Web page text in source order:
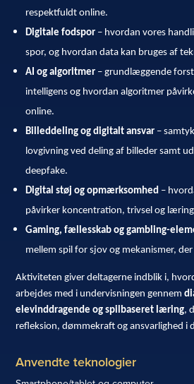
respektfuldt online.
Digitale fodspor – hvordan vores
spor, og hvordan data kan bruges af
AI og algoritmer – grundlæggende
intelligens og hvordan algoritmer
online.
Billeddeling og digitalt ansvar –
lovgivning ved deling af billeder samt
deepfake.
Digital støj og opmærksomhed –
påvirker koncentration, trivsel og
Gaming, fællesskab og gambling-
mellem spil for sjov og mekanismer,
Aktiviteten giver deltagerne indblik i,
arbejdes med i undervisningen gennem
elevinddragende og spilbaseret læring,
refleksion, dømmekraft og ansvarlighed i
Anvendte teknologier